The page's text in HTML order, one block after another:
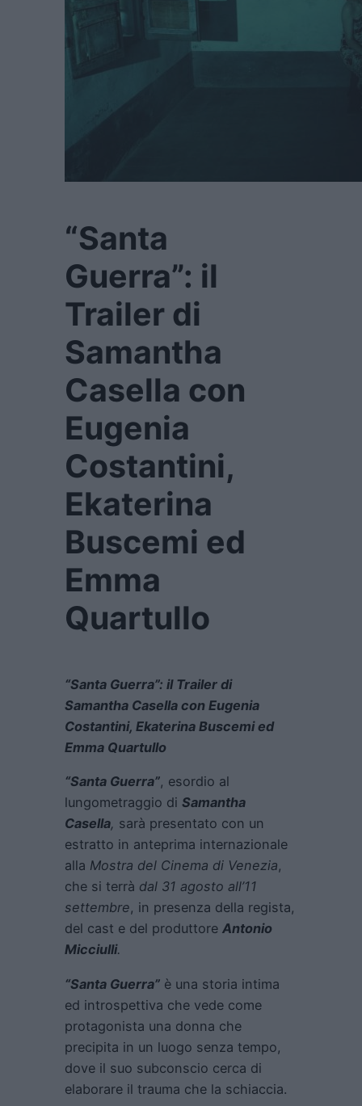
“Santa
Guerra”: il
Trailer di
Samantha
Casella con
Eugenia
Costantini,
Ekaterina
Buscemi ed
Emma
Quartullo
“Santa Guerra”: il Trailer di
Samantha Casella con Eugenia
Costantini, Ekaterina Buscemi ed
Emma Quartullo
“Santa Guerra”, esordio al
lungometraggio di Samantha
Casella, sarà presentato con un
estratto in anteprima internazionale
alla Mostra del Cinema di Venezia,
che si terrà dal 31 agosto all’11
settembre, in presenza della regista,
del cast e del produttore Antonio
Micciulli.
“Santa Guerra” è una storia intima
ed introspettiva che vede come
protagonista una donna che
precipita in un luogo senza tempo,
dove il suo subconscio cerca di
elaborare il trauma che la schiaccia.